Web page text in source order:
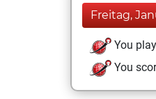
Freitag,
You
You